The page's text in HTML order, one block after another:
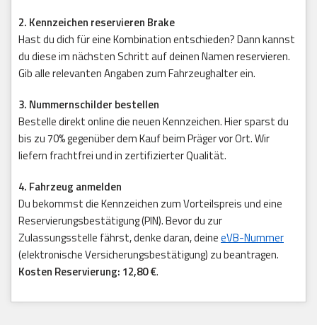
2. Kennzeichen reservieren Brake
Hast du dich für eine Kombination entschieden? Dann kannst
du diese im nächsten Schritt auf deinen Namen reservieren.
Gib alle relevanten Angaben zum Fahrzeughalter ein.
3. Nummernschilder bestellen
Bestelle direkt online die neuen Kennzeichen. Hier sparst du
bis zu 70% gegenüber dem Kauf beim Präger vor Ort. Wir
liefern frachtfrei und in zertifizierter Qualität.
4. Fahrzeug anmelden
Du bekommst die Kennzeichen zum Vorteilspreis und eine
Reservierungsbestätigung (PIN). Bevor du zur
Zulassungsstelle fährst, denke daran, deineeVB-Nummer
(elektronische Versicherungsbestätigung) zu beantragen.
Kosten Reservierung: 12,80 €.